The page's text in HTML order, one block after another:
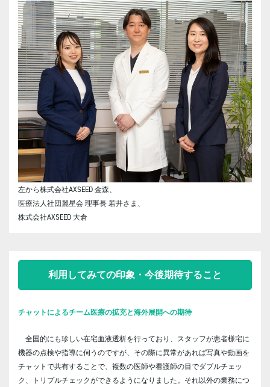
左から株式会社AXSEED 金森、
医療法人社団麗星会 理事長 若井さま、
株式会社AXSEED 大倉
利用してみての印象・今後期待すること
チャットによるチーム医療の拡充と海外展開への期待
全国的にも珍しい在宅血液透析を行っており、スタッフが患者様宅に
機器の点検や指導に伺うのですが、その際に異常があれば写真や動画を
チャットで共有することで、複数の医師や看護師の目でダブルチェッ
ク、トリプルチェックができるようになりました。それ以外の業務につ